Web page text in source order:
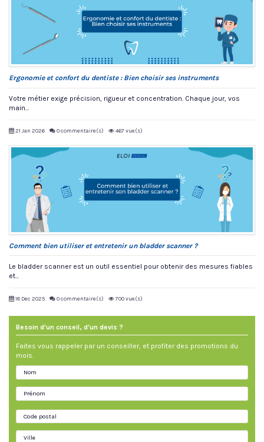
Ergonomie et confort du dentiste : Bien choisir ses instruments
Votre métier exige précision, rigueur et concentration. Chaque jour, vos
main...
21 Jan 2026 0 commentaire(s) 467 vue(s)
Comment bien utiliser et entretenir un bladder scanner ?
Le bladder scanner est un outil essentiel pour obtenir des mesures fiables
et...
18 Dec 2025 0 commentaire(s) 700 vue(s)
Besoin d'un conseil, d'un devis ?
Faites vous rappeler par un conseiller, et profiter des promotions du
mois.